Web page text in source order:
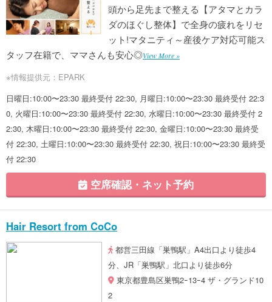
頭から足先まで整える【アタマとカラ
ダのほぐし整体】で全身の疲れをリセ
ット!マタニティ～産後ケア対応可能ス
タッフ在籍で、ママさんも安心◎View More »
※情報提供元：EPARK
日曜日:10:00〜23:30 最終受付 22:30, 月曜日:10:00〜23:30 最終受付 22:3
0, 火曜日:10:00〜23:30 最終受付 22:30, 水曜日:10:00〜23:30 最終受付 2
2:30, 木曜日:10:00〜23:30 最終受付 22:30, 金曜日:10:00〜23:30 最終受
付 22:30, 土曜日:10:00〜23:30 最終受付 22:30, 祝日:10:00〜23:30 最終受
付 22:30
空席確認・ネット予約
Hair Resort from CoCo
都営三田線「巣鴨駅」A4出口より徒歩4
分、JR「巣鴨駅」北口より徒歩6分
東京都豊島区巣鴨2ｰ13ｰ4 ザ・グランド10
2